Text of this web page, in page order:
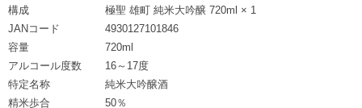
構成
極聖 雄町 純米大吟醸 720ml × 1
JANコード
4930127101846
容量
720ml
アルコール度数
16～17度
特定名称
純米大吟醸酒
精米歩合
50％